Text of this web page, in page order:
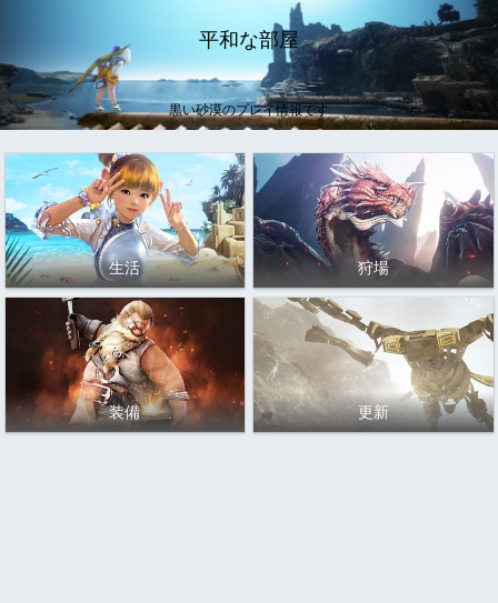
平和な部屋
黒い砂漠のプレイ情報です
生活 狩場
装備 更新